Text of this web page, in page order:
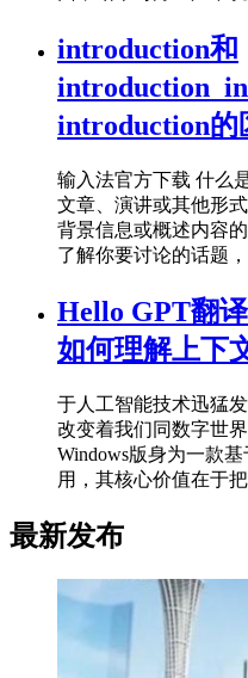
introduction和
introduction的
输入法官方下载 什么
文章、演讲或其他形
背景信息或概述内容
了解你要讨论的话题
Hello GPT翻
如何理解上下
于人工智能技术迅猛
改变着我们同数字世
Windows版身为一款
用，其核心价值在于
最新发布